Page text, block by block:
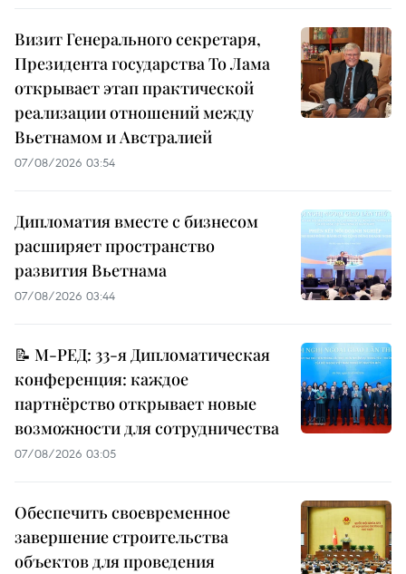
Визит Генерального секретаря,
Президента государства То Лама
открывает этап практической
реализации отношений между
Вьетнамом и Австралией
07/08/2026 03:54
Дипломатия вместе с бизнесом
расширяет пространство
развития Вьетнама
07/08/2026 03:44
📝 М-РЕД: 33-я Дипломатическая
конференция: каждое
партнёрство открывает новые
возможности для сотрудничества
07/08/2026 03:05
Обеспечить своевременное
завершение строительства
объектов для проведения